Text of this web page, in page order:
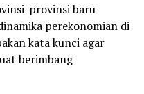
provinsi baru
perekonomian di
kata kunci agar
berimbang